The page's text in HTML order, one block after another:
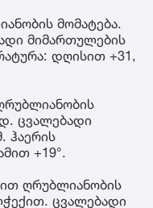
მომატება.
მიმართულების
დღისით +31,
ცვალებადი
ჰაერის
+19°.
ღრუბლიანობის
ცვალებადი